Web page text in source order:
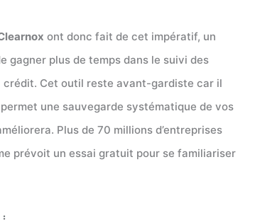
ont donc fait de cet impératif, un
gagner plus de temps dans le suivi des
crédit. Cet outil reste avant-gardiste car il
une sauvegarde systématique de vos
Plus de 70 millions d’entreprises
prévoit un essai gratuit pour se familiariser